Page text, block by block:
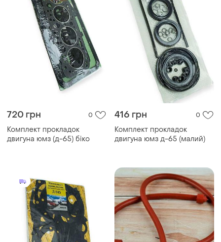
720 грн 0
Комплект прокладок
двигуна юмз (д-65) біко
416 грн 0
Комплект прокладок
двигуна юмз д-65 (малий)